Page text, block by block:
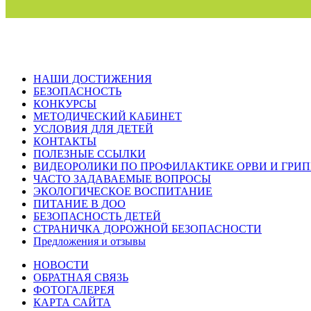
НАШИ ДОСТИЖЕНИЯ
БЕЗОПАСНОСТЬ
КОНКУРСЫ
МЕТОДИЧЕСКИЙ КАБИНЕТ
УСЛОВИЯ ДЛЯ ДЕТЕЙ
КОНТАКТЫ
ПОЛЕЗНЫЕ ССЫЛКИ
ВИДЕОРОЛИКИ ПО ПРОФИЛАКТИКЕ ОРВИ И
ЧАСТО ЗАДАВАЕМЫЕ ВОПРОСЫ
ЭКОЛОГИЧЕСКОЕ ВОСПИТАНИЕ
ПИТАНИЕ В ДОО
БЕЗОПАСНОСТЬ ДЕТЕЙ
СТРАНИЧКА ДОРОЖНОЙ БЕЗОПАСНОСТИ
Предложения и отзывы
НОВОСТИ
ОБРАТНАЯ СВЯЗЬ
ФОТОГАЛЕРЕЯ
КАРТА САЙТА